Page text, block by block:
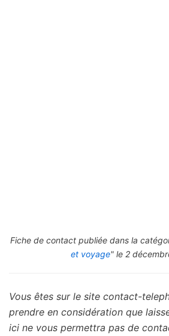
Fiche de contact publiée dans la
et voyage" le 2
Vous êtes sur le site contact-
prendre en considération que
ici ne vous permettra pas de